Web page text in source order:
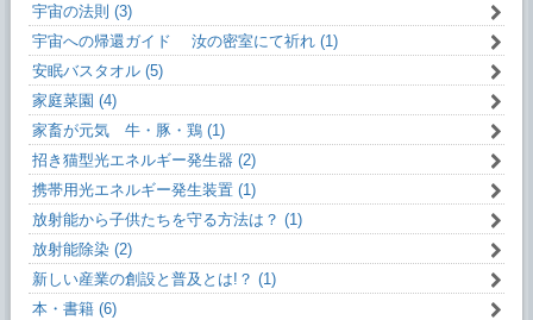
宇宙の法則 (3)
宇宙への帰還ガイド 汝の密室にて祈れ (1)
安眠バスタオル (5)
家庭菜園 (4)
家畜が元気 牛・豚・鶏 (1)
招き猫型光エネルギー発生器 (2)
携帯用光エネルギー発生装置 (1)
放射能から子供たちを守る方法は？ (1)
放射能除染 (2)
新しい産業の創設と普及とは!？ (1)
本・書籍 (6)